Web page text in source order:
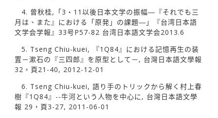
4. 曾秋桂,「3・11以後日本文学の振幅―『それでも三
月は、また』における「原発」の課題―」『台湾日本語
文学会学報』33号P57-82 台湾日本語文学会2013.6
5. Tseng Chiu-kuei, 『1Q84』における記憶再生の装
置－漱石の『三四郎』を原型として－, 台灣日本語文學報
32，頁21-40, 2012-12-01
6. Tseng Chiu-kuei, 語り手のトリックから解く村上春
樹『1Q84』--牛河という人物を中心に, 台灣日本語文學
報 29，頁3-27, 2011-06-01